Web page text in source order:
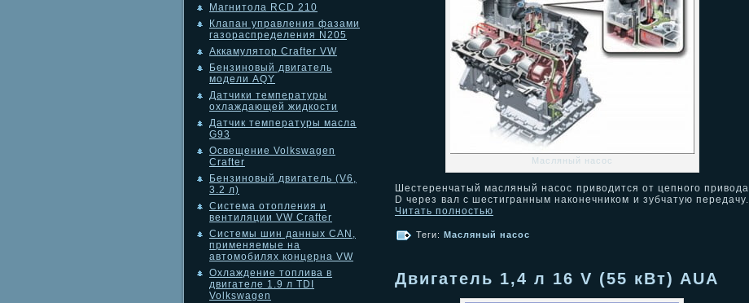
Магнитола RCD 210
Клапан управления фазами
газораспределения N205
Аккамулятор Crafter VW
Бензиновый двигатель
модели AQY
Датчики температуры
охлаждающей жидкости
Датчик температуры масла
G93
Освещение Volkswagen
Crafter
Бензиновый двигатель (V6,
3.2 л)
Система отопления и
вентиляции VW Crafter
Системы шин данных CAN,
применяемые на
автомобилях концерна VW
Охлаждение топлива в
двигателе 1.9 л TDI
Volkswagen
Масляный насос
Шестеренчатый масляный насос приводится от цепного привода
D через вал с шестигранным наконечником и зубчатую передачу.
Читать полностью
Теги: Масляный насос
Двигатель 1,4 л 16 V (55 кВт) AUA